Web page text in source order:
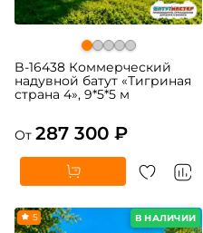
B-16438 Коммерческий
надувной батут «Тигриная
страна 4», 9*5*5 м
От 287 300 ₽
В НАЛИЧИИ
5